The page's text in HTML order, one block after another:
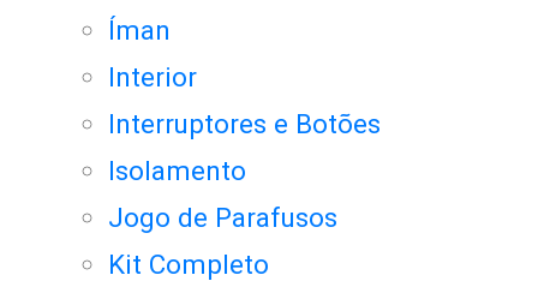
Íman
Interior
Interruptores e Botões
Isolamento
Jogo de Parafusos
Kit Completo